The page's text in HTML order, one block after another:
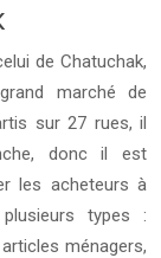
de Chatuchak,
marché de
sur 27 rues, il
donc il est
les acheteurs à
types :
ménagers,